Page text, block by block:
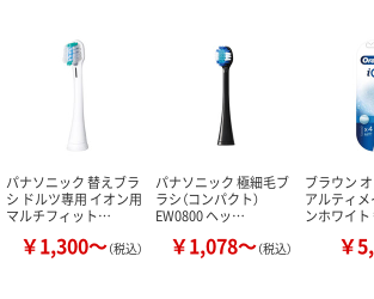
パナソニック 替えブラ
シ ドルツ専用 イオン用
マルチフィット…
￥1,300～（税込）
パナソニック 極細毛ブ
ラシ（コンパクト）
EW0800 ヘッ…
￥1,078～（税込）
ブラウン
アルティ
ンホワイ
￥